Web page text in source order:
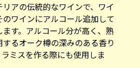
アの伝統的なワインで、ワイ
ワインにアルコール追加して
す。アルコール分が高く、熟
るオーク樽の深みのある香り
ミスを作る際にも使用しま